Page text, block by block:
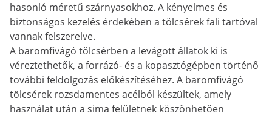
hasonló méretű szárnyasokhoz. A kényelmes és
biztonságos kezelés érdekében a tölcsérek fali tartóval
vannak felszerelve.
A baromfivágó tölcsérben a levágott állatok ki is
véreztethetők, a forrázó- és a kopasztógépben történő
további feldolgozás előkészítéséhez. A baromfivágó
tölcsérek rozsdamentes acélból készültek, amely
használat után a sima felületnek köszönhetően